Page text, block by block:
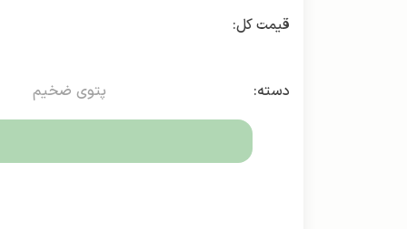
دسته: پتوی ضخیم